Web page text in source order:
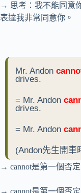
→ 思考：我不能同意
表達我非常同意你。
Mr. Andon
drives.
= Mr. Andon
drives.
= Mr. Andon
(Andon先生開車
→ cannot是第一個否